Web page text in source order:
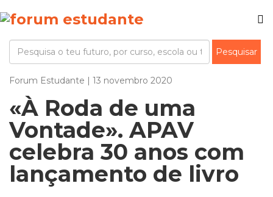
Forum Estudante | 13 novembro 2020
«À Roda de uma
Vontade». APAV
celebra 30 anos com
lançamento de livro